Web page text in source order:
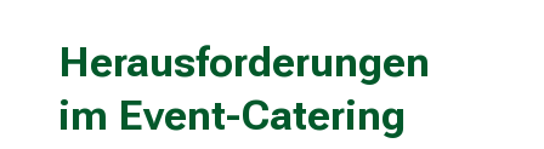
Herausforderungen
im Event-Catering